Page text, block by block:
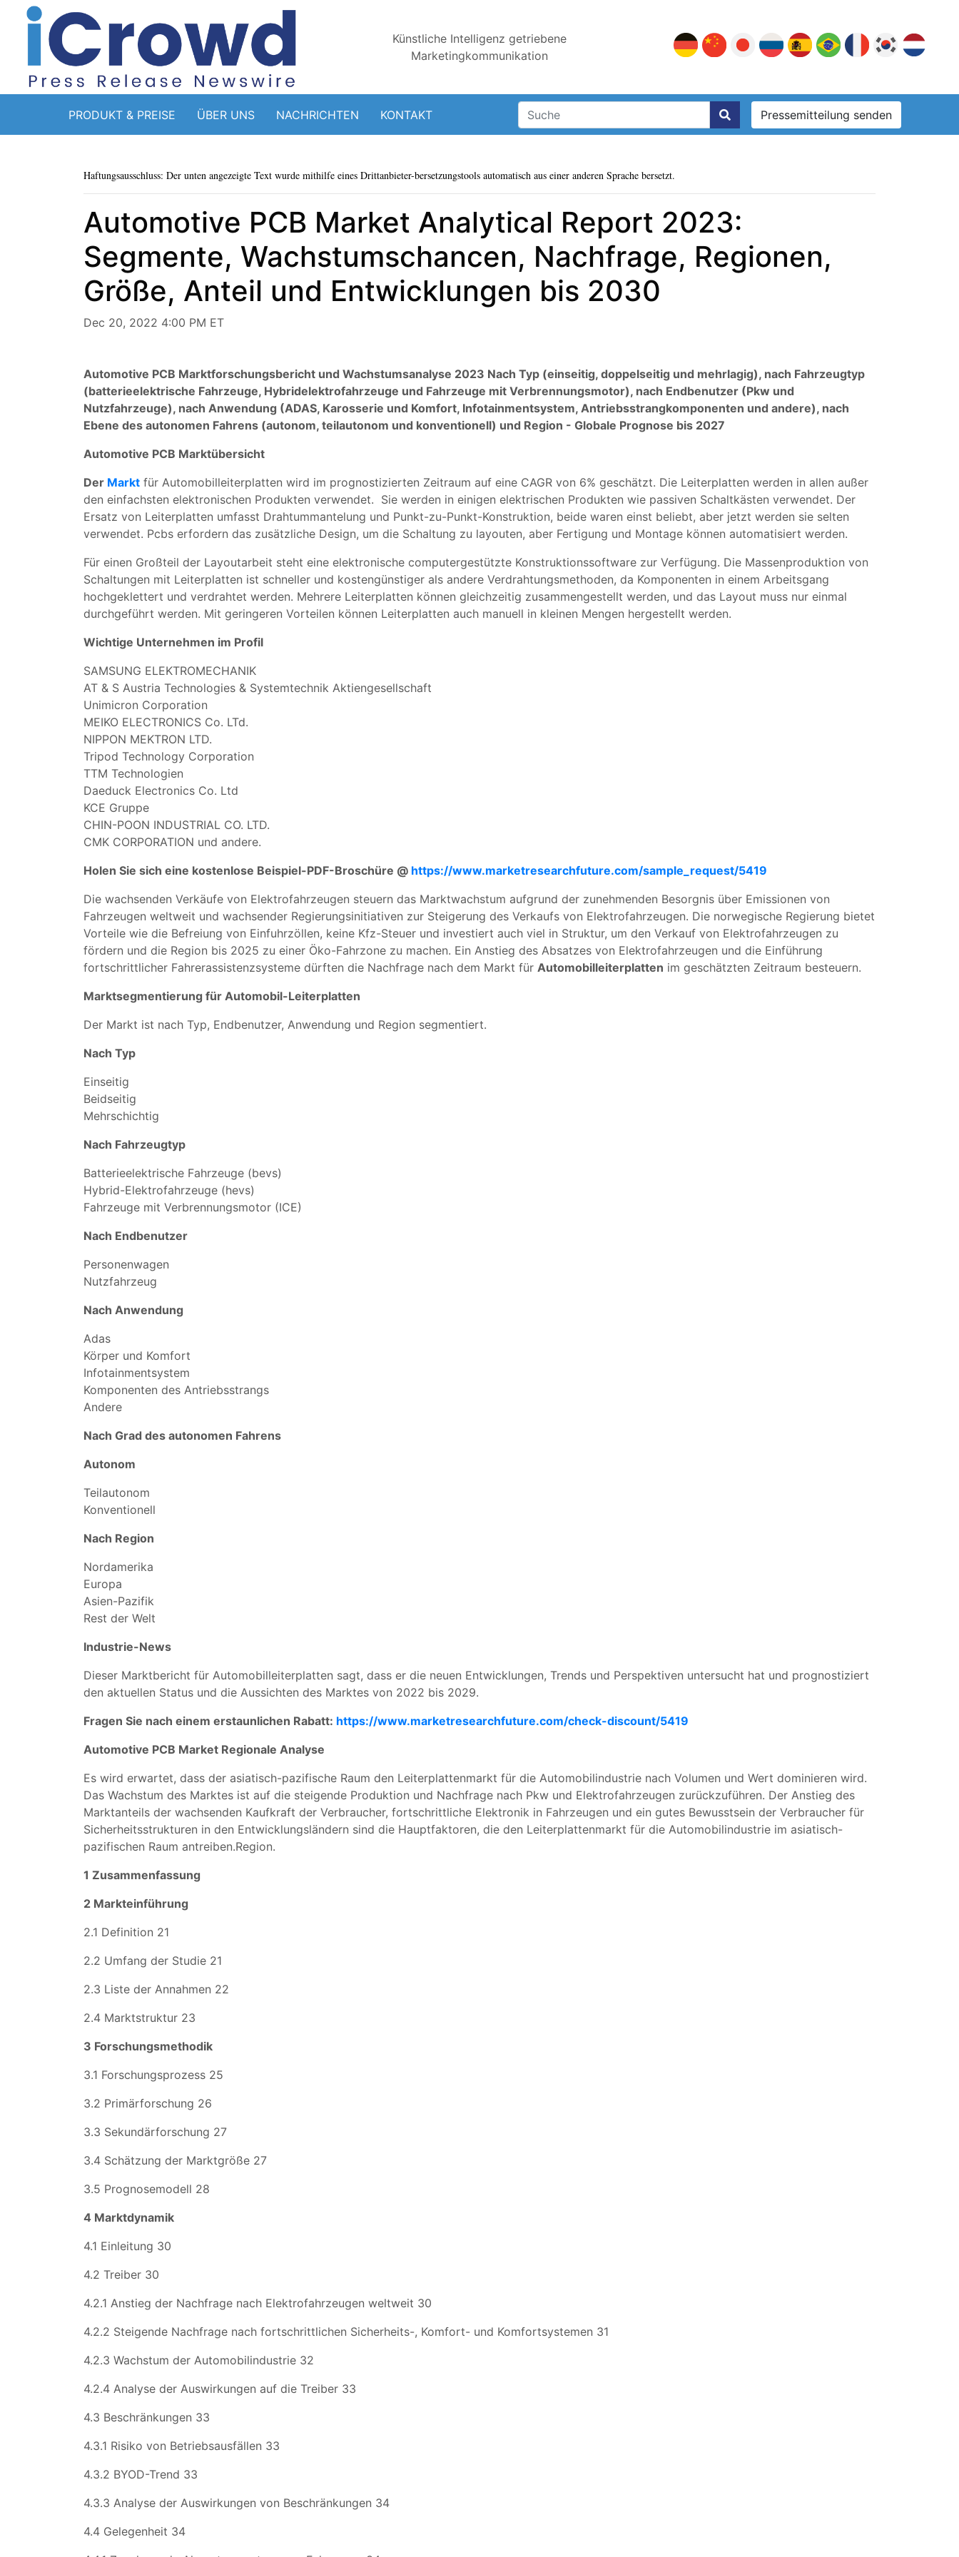
Künstliche Intelligenz getriebene
Marketingkommunikation
PRODUKT & PREISE ÜBER UNS NACHRICHTEN KONTAKT Pressemitteilung senden
Haftungsausschluss: Der unten angezeigte Text wurde mithilfe eines Drittanbieter-bersetzungstools automatisch aus einer anderen Sprache bersetzt.
Automotive PCB Market Analytical Report 2023:
Segmente, Wachstumschancen, Nachfrage, Regionen,
Größe, Anteil und Entwicklungen bis 2030
Dec 20, 2022 4:00 PM ET
Automotive PCB Marktforschungsbericht und Wachstumsanalyse 2023 Nach Typ (einseitig, doppelseitig und mehrlagig), nach Fahrzeugtyp
(batterieelektrische Fahrzeuge, Hybridelektrofahrzeuge und Fahrzeuge mit Verbrennungsmotor), nach Endbenutzer (Pkw und
Nutzfahrzeuge), nach Anwendung (ADAS, Karosserie und Komfort, Infotainmentsystem, Antriebsstrangkomponenten und andere), nach
Ebene des autonomen Fahrens (autonom, teilautonom und konventionell) und Region - Globale Prognose bis 2027
Automotive PCB Marktübersicht
Der Markt für Automobilleiterplatten wird im prognostizierten Zeitraum auf eine CAGR von 6% geschätzt. Die Leiterplatten werden in allen außer
den einfachsten elektronischen Produkten verwendet. Sie werden in einigen elektrischen Produkten wie passiven Schaltkästen verwendet. Der
Ersatz von Leiterplatten umfasst Drahtummantelung und Punkt-zu-Punkt-Konstruktion, beide waren einst beliebt, aber jetzt werden sie selten
verwendet. Pcbs erfordern das zusätzliche Design, um die Schaltung zu layouten, aber Fertigung und Montage können automatisiert werden.
Für einen Großteil der Layoutarbeit steht eine elektronische computergestützte Konstruktionssoftware zur Verfügung. Die Massenproduktion von
Schaltungen mit Leiterplatten ist schneller und kostengünstiger als andere Verdrahtungsmethoden, da Komponenten in einem Arbeitsgang
hochgeklettert und verdrahtet werden. Mehrere Leiterplatten können gleichzeitig zusammengestellt werden, und das Layout muss nur einmal
durchgeführt werden. Mit geringeren Vorteilen können Leiterplatten auch manuell in kleinen Mengen hergestellt werden.
Wichtige Unternehmen im Profil
SAMSUNG ELEKTROMECHANIK
AT & S Austria Technologies & Systemtechnik Aktiengesellschaft
Unimicron Corporation
MEIKO ELECTRONICS Co. LTd.
NIPPON MEKTRON LTD.
Tripod Technology Corporation
TTM Technologien
Daeduck Electronics Co. Ltd
KCE Gruppe
CHIN-POON INDUSTRIAL CO. LTD.
CMK CORPORATION und andere.
Holen Sie sich eine kostenlose Beispiel-PDF-Broschüre @ https://www.marketresearchfuture.com/sample_request/5419
Die wachsenden Verkäufe von Elektrofahrzeugen steuern das Marktwachstum aufgrund der zunehmenden Besorgnis über Emissionen von
Fahrzeugen weltweit und wachsender Regierungsinitiativen zur Steigerung des Verkaufs von Elektrofahrzeugen. Die norwegische Regierung bietet
Vorteile wie die Befreiung von Einfuhrzöllen, keine Kfz-Steuer und investiert auch viel in Struktur, um den Verkauf von Elektrofahrzeugen zu
fördern und die Region bis 2025 zu einer Öko-Fahrzone zu machen. Ein Anstieg des Absatzes von Elektrofahrzeugen und die Einführung
fortschrittlicher Fahrerassistenzsysteme dürften die Nachfrage nach dem Markt für Automobilleiterplatten im geschätzten Zeitraum besteuern.
Marktsegmentierung für Automobil-Leiterplatten
Der Markt ist nach Typ, Endbenutzer, Anwendung und Region segmentiert.
Nach Typ
Einseitig
Beidseitig
Mehrschichtig
Nach Fahrzeugtyp
Batterieelektrische Fahrzeuge (bevs)
Hybrid-Elektrofahrzeuge (hevs)
Fahrzeuge mit Verbrennungsmotor (ICE)
Nach Endbenutzer
Personenwagen
Nutzfahrzeug
Nach Anwendung
Adas
Körper und Komfort
Infotainmentsystem
Komponenten des Antriebsstrangs
Andere
Nach Grad des autonomen Fahrens
Autonom
Teilautonom
Konventionell
Nach Region
Nordamerika
Europa
Asien-Pazifik
Rest der Welt
Industrie-News
Dieser Marktbericht für Automobilleiterplatten sagt, dass er die neuen Entwicklungen, Trends und Perspektiven untersucht hat und prognostiziert
den aktuellen Status und die Aussichten des Marktes von 2022 bis 2029.
Fragen Sie nach einem erstaunlichen Rabatt: https://www.marketresearchfuture.com/check-discount/5419
Automotive PCB Market Regionale Analyse
Es wird erwartet, dass der asiatisch-pazifische Raum den Leiterplattenmarkt für die Automobilindustrie nach Volumen und Wert dominieren wird.
Das Wachstum des Marktes ist auf die steigende Produktion und Nachfrage nach Pkw und Elektrofahrzeugen zurückzuführen. Der Anstieg des
Marktanteils der wachsenden Kaufkraft der Verbraucher, fortschrittliche Elektronik in Fahrzeugen und ein gutes Bewusstsein der Verbraucher für
Sicherheitsstrukturen in den Entwicklungsländern sind die Hauptfaktoren, die den Leiterplattenmarkt für die Automobilindustrie im asiatisch-
pazifischen Raum antreiben.Region.
1 Zusammenfassung
2 Markteinführung
2.1 Definition 21
2.2 Umfang der Studie 21
2.3 Liste der Annahmen 22
2.4 Marktstruktur 23
3 Forschungsmethodik
3.1 Forschungsprozess 25
3.2 Primärforschung 26
3.3 Sekundärforschung 27
3.4 Schätzung der Marktgröße 27
3.5 Prognosemodell 28
4 Marktdynamik
4.1 Einleitung 30
4.2 Treiber 30
4.2.1 Anstieg der Nachfrage nach Elektrofahrzeugen weltweit 30
4.2.2 Steigende Nachfrage nach fortschrittlichen Sicherheits-, Komfort- und Komfortsystemen 31
4.2.3 Wachstum der Automobilindustrie 32
4.2.4 Analyse der Auswirkungen auf die Treiber 33
4.3 Beschränkungen 33
4.3.1 Risiko von Betriebsausfällen 33
4.3.2 BYOD-Trend 33
4.3.3 Analyse der Auswirkungen von Beschränkungen 34
4.4 Gelegenheit 34